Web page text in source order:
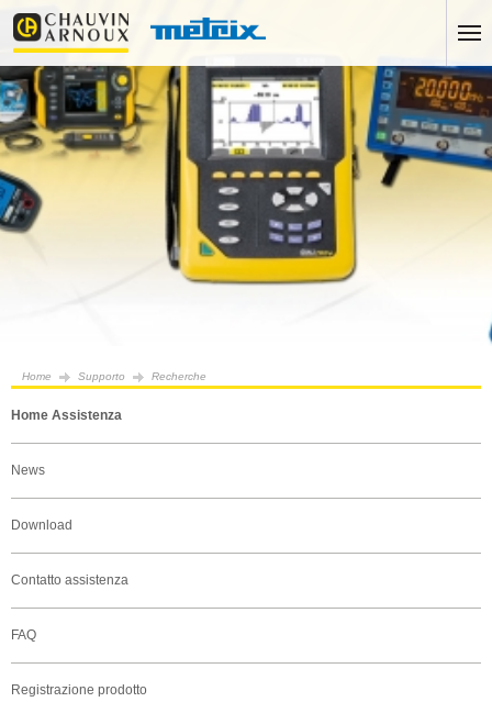
Home Supporto Recherche
Home Assistenza
News
Download
Contatto assistenza
FAQ
Registrazione prodotto